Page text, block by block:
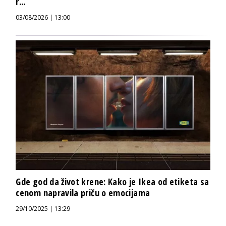
03/08/2026 | 13:00
Gde god da život krene: Kako je Ikea od etiketa sa
cenom napravila priču o emocijama
29/10/2025 | 13:29